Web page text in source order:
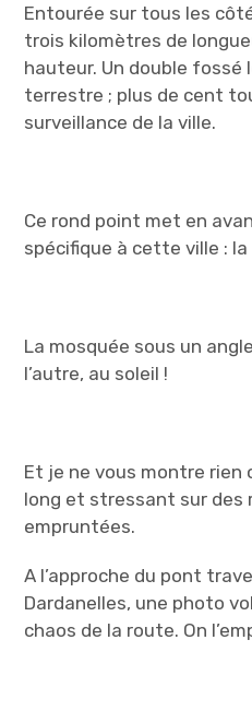
Entourée sur tous les
trois kilomètres de
hauteur. Un double fossé
terrestre ; plus de cent
surveillance de la ville.
Ce rond point met en
spécifique à cette ville : la
La mosquée sous un
l’autre, au soleil !
Et je ne vous montre rien
long et stressant sur des
empruntées.
A l’approche du pont
Dardanelles, une photo
chaos de la route. On